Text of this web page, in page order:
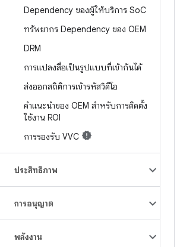
Dependency ของผู้ให้บริการ SoC
ทรัพยากร Dependency ของ OEM
DRM
การแปลงสื่อเป็นรูปแบบที่เข้ากันได้
ส่งออกสถิติการเข้ารหัสวิดีโอ
คำแนะนำของ OEM สำหรับการติดตั้ง
ใช้งาน ROI
การรองรับ VVC
ประสิทธิภาพ
การอนุญาต
พลังงาน